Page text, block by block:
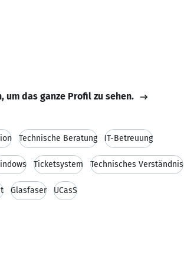
um das ganze Profil zu sehen.
Technische Beratung IT-Betreuung
Ticketsystem Technisches Verständnis
Glasfaser UCasS